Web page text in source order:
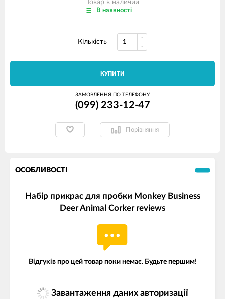
Товар в наличии
В наявності
Кількість
КУПИТИ
ЗАМОВЛЕННЯ ПО ТЕЛЕФОНУ
(099) 233-12-47
Порівняння
ОСОБЛИВОСТІ
Набір прикрас для пробки Monkey Business
Deer Animal Corker reviews
Відгуків про цей товар поки немає. Будьте першим!
Завантаження даних авторизації